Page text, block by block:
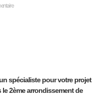
spécialiste pour votre projet
2ème arrondissement de